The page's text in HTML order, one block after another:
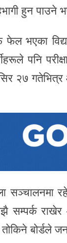
हुन पाउने
फेल भएका
पनि
२७
सञ्चालनमा
सम्पर्क
बोर्डले